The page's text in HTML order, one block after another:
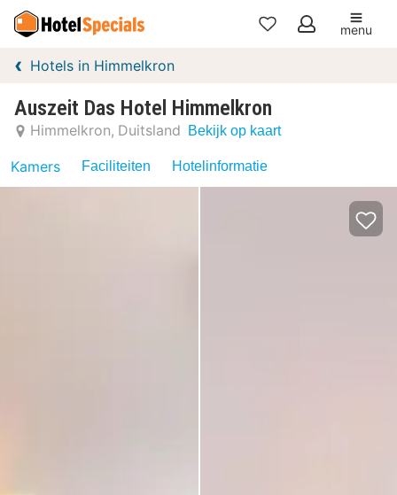
Mijn
menu
Hotels in Himmelkron
Auszeit Das Hotel Himmelkron
Himmelkron Duitsland Bekijk op kaart
Kamers Faciliteiten Hotelinformatie